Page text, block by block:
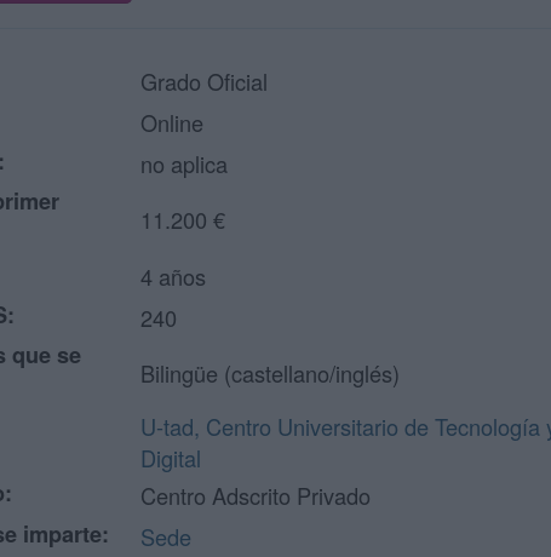
Grado Oficial
Online
no aplica
11.200 €
4 años
240
que se
Bilingüe (castellano/inglés)
U-tad, Centro Universitario de Tecnología
Digital
Centro Adscrito Privado
imparte:
Sede